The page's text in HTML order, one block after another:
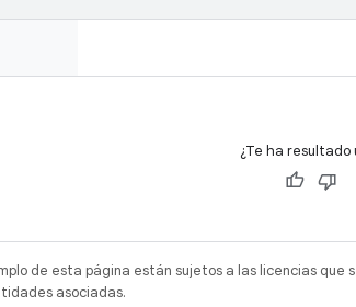
¿Te ha resultado
de esta página están sujetos a las licencias que
asociadas.